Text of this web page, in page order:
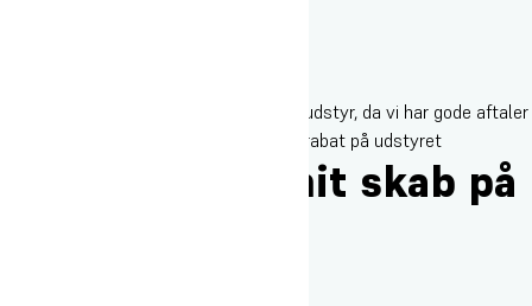
Vi anbefaler, at du venter med at købe udstyr, da vi har gode aftaler
mange steder og derfor kan skaffe dig rabat på udstyret
Hvor stort er mit skab på